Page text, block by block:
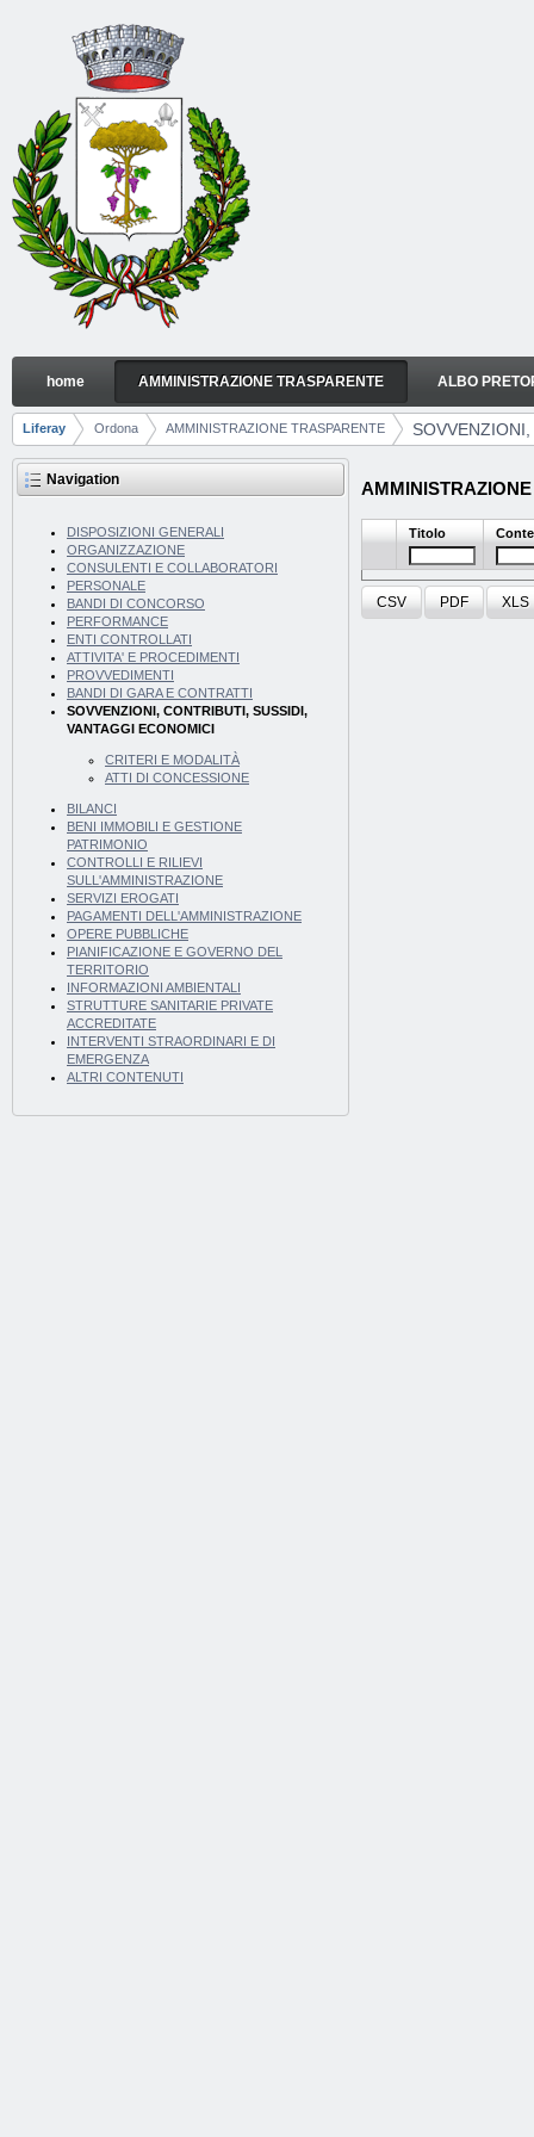
Skip to Content
SOVVENZIONI, CONTRIBUTI, SUSSIDI, VANTAGGI
Navigation
home AMMINISTRAZIONE TRASPARENTE ALBO
Breadcrumbs
Liferay Ordona AMMINISTRAZIONE TRASPARENTE
Navigation
DISPOSIZIONI GENERALI
ORGANIZZAZIONE
CONSULENTI E COLLABORATORI
PERSONALE
BANDI DI CONCORSO
PERFORMANCE
ENTI CONTROLLATI
ATTIVITA' E PROCEDIMENTI
PROVVEDIMENTI
BANDI DI GARA E CONTRATTI
SOVVENZIONI, CONTRIBUTI, SUSSIDI,
VANTAGGI ECONOMICI
CRITERI E MODALITÀ
ATTI DI CONCESSIONE
BILANCI
BENI IMMOBILI E GESTIONE
PATRIMONIO
CONTROLLI E RILIEVI
SULL'AMMINISTRAZIONE
SERVIZI EROGATI
PAGAMENTI DELL'AMMINISTRAZIONE
OPERE PUBBLICHE
PIANIFICAZIONE E GOVERNO DEL
TERRITORIO
INFORMAZIONI AMBIENTALI
STRUTTURE SANITARIE PRIVATE
ACCREDITATE
INTERVENTI STRAORDINARI E DI
EMERGENZA
ALTRI CONTENUTI
Titolo
CSV PDF XLS